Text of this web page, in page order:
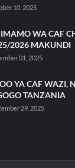
10, 2025
WA CAF
2026 MAKUNDI
01, 2025
YA CAF WAZI,
TANZANIA
29, 2025